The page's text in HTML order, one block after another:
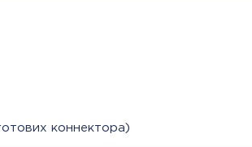
коннектора)